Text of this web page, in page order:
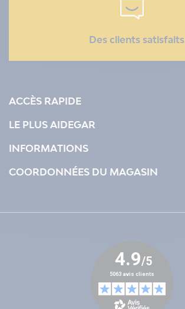
Des clients satisfaits
ACCÈS RAPIDE
LE PLUS AIDEGAR
INFORMATIONS
COORDONNÉES DU MAGASIN